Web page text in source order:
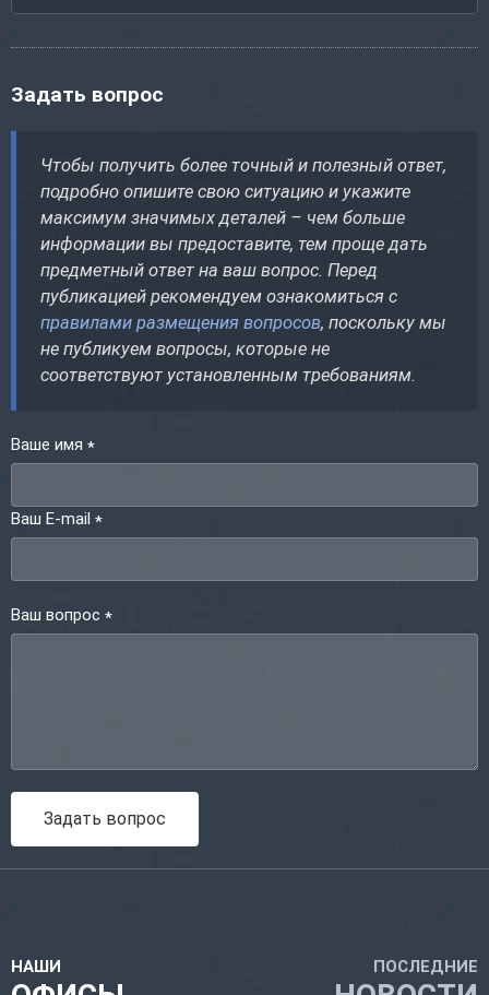
Задать вопрос
Чтобы получить более точный и полезный ответ,
подробно опишите свою ситуацию и укажите
максимум значимых деталей – чем больше
информации вы предоставите, тем проще дать
предметный ответ на ваш вопрос. Перед
публикацией рекомендуем ознакомиться с
правилами размещения вопросов, поскольку мы
не публикуем вопросы, которые не
соответствуют установленным требованиям.
Ваше имя *
Ваш E-mail *
Ваш вопрос *
Задать вопрос
НАШИ ПОСЛЕДНИЕ